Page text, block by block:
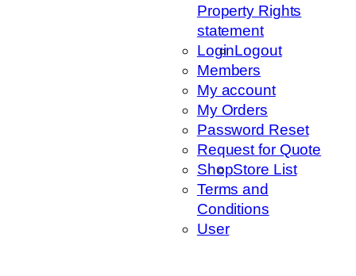
Property Rights
statement
LoginLogout
Members
My account
My Orders
Password Reset
Request for Quote
ShopStore List
Terms and
Conditions
User